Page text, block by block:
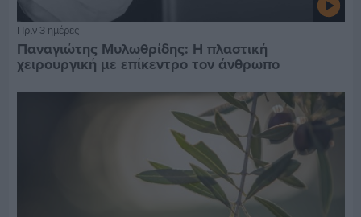
Πριν 3 ημέρες
Παναγιώτης Μυλωθρίδης: Η πλαστική
χειρουργική με επίκεντρο τον άνθρωπο